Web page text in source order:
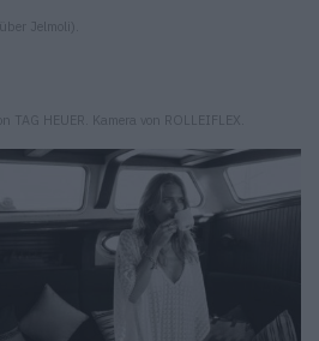
Jelmoli).
TAG HEUER. Kamera von ROLLEIFLEX.